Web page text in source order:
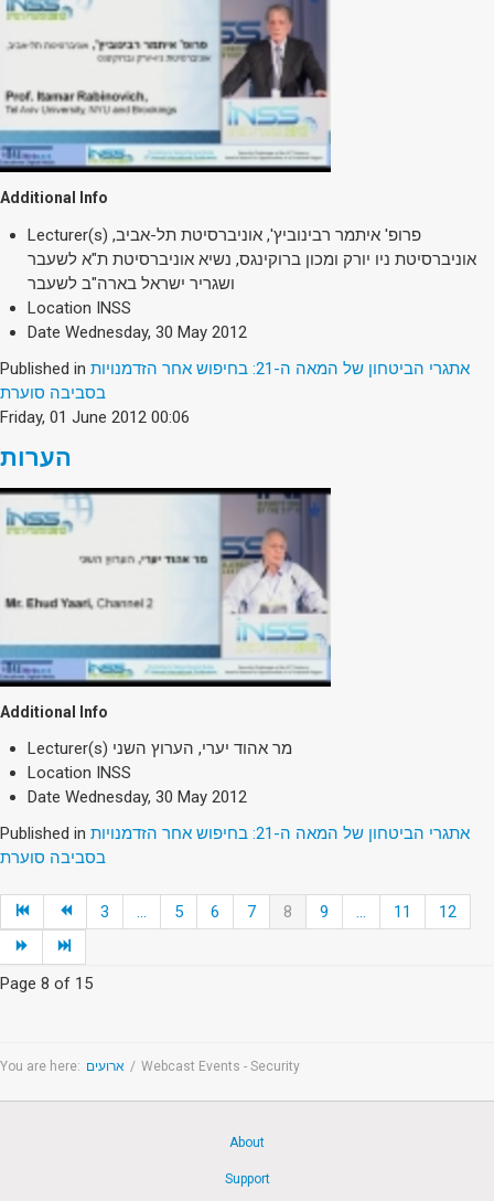
Additional Info
Lecturer(s) פרופ' איתמר רבינוביץ', אוניברסיטת תל-אביב,
אוניברסיטת ניו יורק ומכון ברוקינגס, נשיא אוניברסיטת ת"א לשעבר
ושגריר ישראל בארה"ב לשעבר
Location INSS
Date Wednesday, 30 May 2012
Published in אתגרי הביטחון של המאה ה-21: בחיפוש אחר הזדמנויות
בסביבה סוערת
Friday, 01 June 2012 00:06
הערות
Additional Info
Lecturer(s) מר אהוד יערי, הערוץ השני
Location INSS
Date Wednesday, 30 May 2012
Published in אתגרי הביטחון של המאה ה-21: בחיפוש אחר הזדמנויות
בסביבה סוערת
3 ... 5 6 7 8 9 ... 11 12
Page 8 of 15
You are here: ארועים / Webcast Events - Security
About
Support